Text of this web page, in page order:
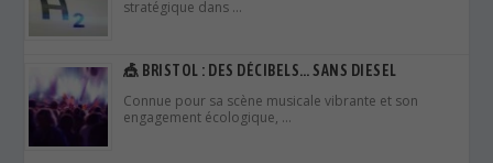
stratégique dans …
🎪 BRISTOL : DES DÉCIBELS… SANS DIESEL
Connue pour sa scène musicale vibrante et son
engagement écologique, …